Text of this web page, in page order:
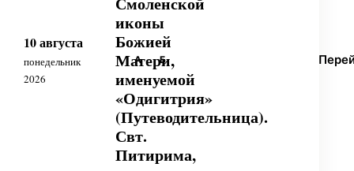
10 августа
понедельник
2026
иконы
Божией
Матери,
именуемой
«Одигитрия»
(Путеводительница).
Свт.
Питирима,
А Б